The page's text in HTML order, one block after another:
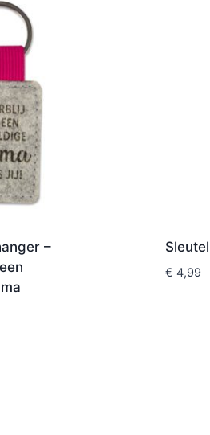
–
€ 4,99